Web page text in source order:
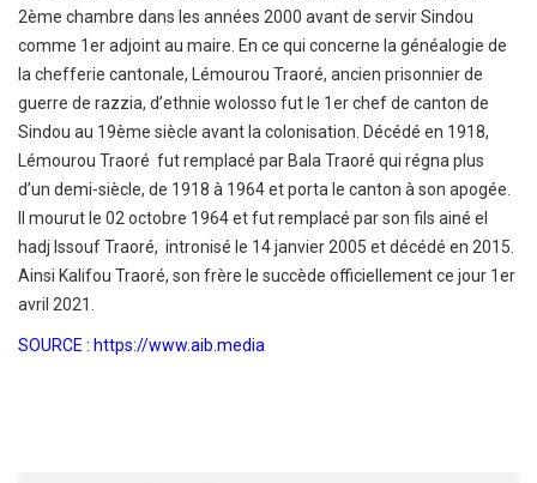
2ème chambre dans les années 2000 avant de servir Sindou
comme 1er adjoint au maire. En ce qui concerne la généalogie de
la chefferie cantonale, Lémourou Traoré, ancien prisonnier de
guerre de razzia, d’ethnie wolosso fut le 1er chef de canton de
Sindou au 19ème siècle avant la colonisation. Décédé en 1918,
Lémourou Traoré fut remplacé par Bala Traoré qui régna plus
d’un demi-siècle, de 1918 à 1964 et porta le canton à son apogée.
Il mourut le 02 octobre 1964 et fut remplacé par son fils ainé el
hadj Issouf Traoré, intronisé le 14 janvier 2005 et décédé en 2015.
Ainsi Kalifou Traoré, son frère le succède officiellement ce jour 1er
avril 2021.
SOURCE : https://www.aib.media